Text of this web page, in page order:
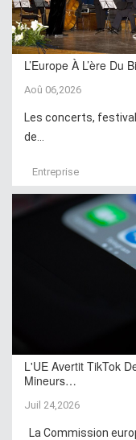
L’Europe À L’ère
Aoû 06,2026
Les concerts,
de...
Entreprise
L'UE Avertit TikTok
Mineurs…
Juil 24,2026
La Commission